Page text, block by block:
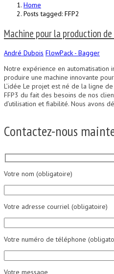
Home
Posts tagged: FFP2
Machine pour la production de
André Dubois FlowPack - Bagger
Notre expérience en automatisation
produire une machine innovante
L’idée Le projet est né de la ligne
FFP3 du fait des besoins de nos
d’utilisation et fiabilité. Nous avons
Contactez-nous
Votre nom (obligatoire)
Votre adresse courriel (obligatoire)
Votre numéro de téléphone
Votre message